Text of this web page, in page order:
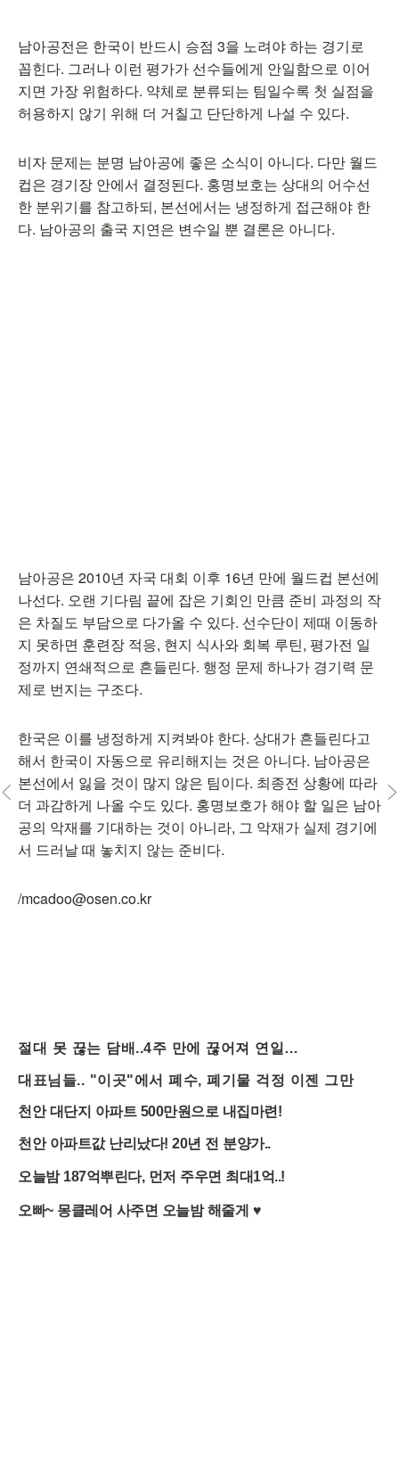
남아공전은 한국이 반드시 승점 3을 노려야 하는 경기로
꼽힌다. 그러나 이런 평가가 선수들에게 안일함으로 이어
지면 가장 위험하다. 약체로 분류되는 팀일수록 첫 실점을
허용하지 않기 위해 더 거칠고 단단하게 나설 수 있다.
비자 문제는 분명 남아공에 좋은 소식이 아니다. 다만 월드
컵은 경기장 안에서 결정된다. 홍명보호는 상대의 어수선
한 분위기를 참고하되, 본선에서는 냉정하게 접근해야 한
다. 남아공의 출국 지연은 변수일 뿐 결론은 아니다.
남아공은 2010년 자국 대회 이후 16년 만에 월드컵 본선에
나선다. 오랜 기다림 끝에 잡은 기회인 만큼 준비 과정의 작
은 차질도 부담으로 다가올 수 있다. 선수단이 제때 이동하
지 못하면 훈련장 적응, 현지 식사와 회복 루틴, 평가전 일
정까지 연쇄적으로 흔들린다. 행정 문제 하나가 경기력 문
제로 번지는 구조다.
한국은 이를 냉정하게 지켜봐야 한다. 상대가 흔들린다고
해서 한국이 자동으로 유리해지는 것은 아니다. 남아공은
본선에서 잃을 것이 많지 않은 팀이다. 최종전 상황에 따라
더 과감하게 나올 수도 있다. 홍명보호가 해야 할 일은 남아
공의 악재를 기대하는 것이 아니라, 그 악재가 실제 경기에
서 드러날 때 놓치지 않는 준비다.
/mcadoo@osen.co.kr